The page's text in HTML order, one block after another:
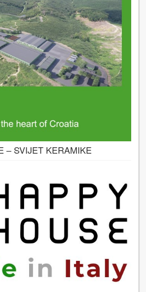
– SVIJET KERAMIKE